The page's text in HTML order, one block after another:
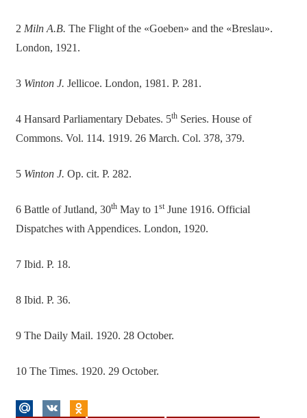
2 Miln A.B. The Flight of the «Goeben» and the «Breslau».
London, 1921.
3 Winton J. Jellicoe. London, 1981. P. 281.
4 Hansard Parliamentary Debates. 5thSeries. House of
Commons. Vol. 114. 1919. 26 March. Col. 378, 379.
5 Winton J. Op. cit. P. 282.
6 Battle of Jutland, 30thMay to 1 stJune 1916. Official
Dispatches with Appendices. London, 1920.
7 Ibid. P. 18.
8 Ibid. P. 36.
9 The Daily Mail. 1920. 28 October.
10 The Times. 1920. 29 October.